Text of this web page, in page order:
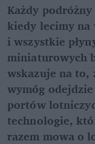
Każdy
kiedy lecimy na
i wszystkie
miniaturowych
wskazuje na to,
wymóg
portów
technologie,
razem mowa o